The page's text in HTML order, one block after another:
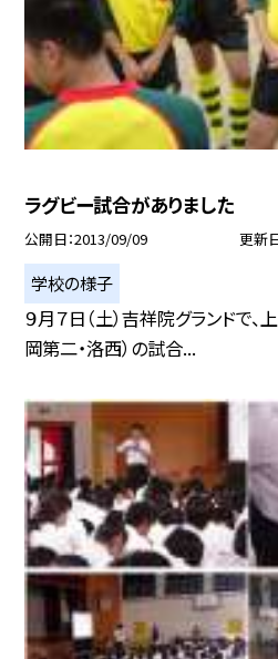
ラグビー試合がありました
公開日 2013/09/09 更新
学校の様子
９月７日（土）吉祥院グランドで、
岡第二・洛西）の試合...